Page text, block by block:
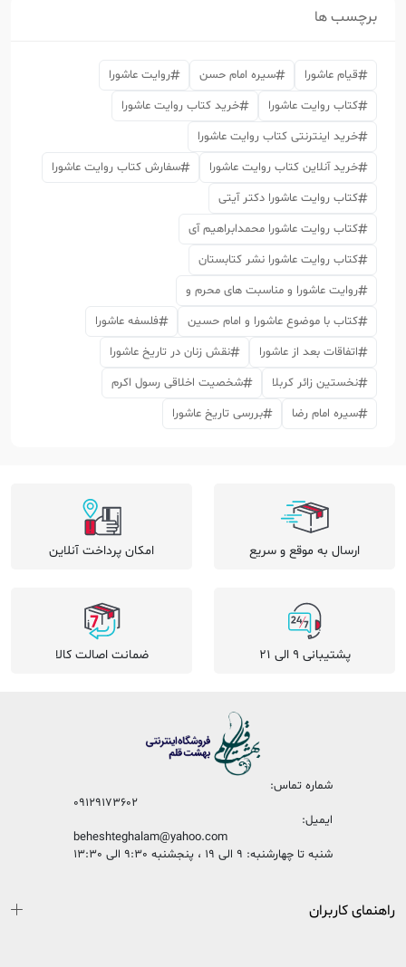
برچسب ها
قیام عاشورا سیره امام حسن
روایت عاشورا
کتاب روایت عاشورا
خرید کتاب روایت عاشورا
خرید اینترنتی کتاب روایت عاشورا
خرید آنلاین کتاب روایت عاشورا
سفارش کتاب روایت عاشورا
کتاب روایت عاشورا دکتر آیتی
کتاب روایت عاشورا محمدابراهیم آی
کتاب روایت عاشورا نشر کتابستان
روایت عاشورا و مناسبت های محرم و
کتاب با موضوع عاشورا و امام حسین
فلسفه عاشورا
اتفاقات بعد از عاشورا
نقش زنان در تاریخ عاشورا
نخستین زائر کربلا
شخصیت اخلاقی رسول اکرم
سیره امام رضا
بررسی تاریخ عاشورا
ارسال به موقع و سریع امکان پرداخت آنلاین
پشتیبانی 9 الی 21 ضمانت اصالت کالا
شماره تماس:
09129173602
ایمیل:
beheshteghalam@yahoo.com
شنبه تا چهارشنبه: 9 الی 19 ، پنجشنبه 9:30 الی 13:30
راهنمای کاربران